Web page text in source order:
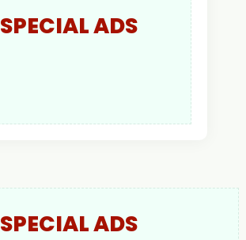
SPECIAL ADS
SPECIAL ADS